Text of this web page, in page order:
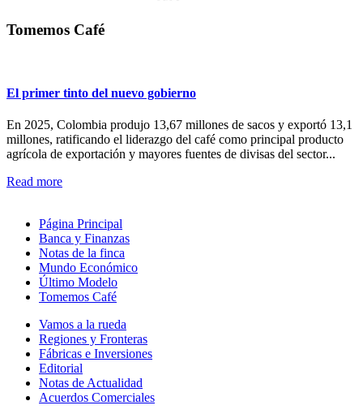
Tomemos Café
El primer tinto del nuevo gobierno
En 2025, Colombia produjo 13,67 millones de sacos y exportó 13,1
millones, ratificando el liderazgo del café como principal producto
agrícola de exportación y mayores fuentes de divisas del sector...
Read more
Página Principal
Banca y Finanzas
Notas de la finca
Mundo Económico
Último Modelo
Tomemos Café
Vamos a la rueda
Regiones y Fronteras
Fábricas e Inversiones
Editorial
Notas de Actualidad
Acuerdos Comerciales